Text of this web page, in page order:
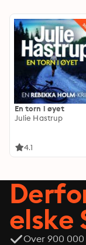
En torn i øyet
Julie Hastrup
4.1
elske
Over 900